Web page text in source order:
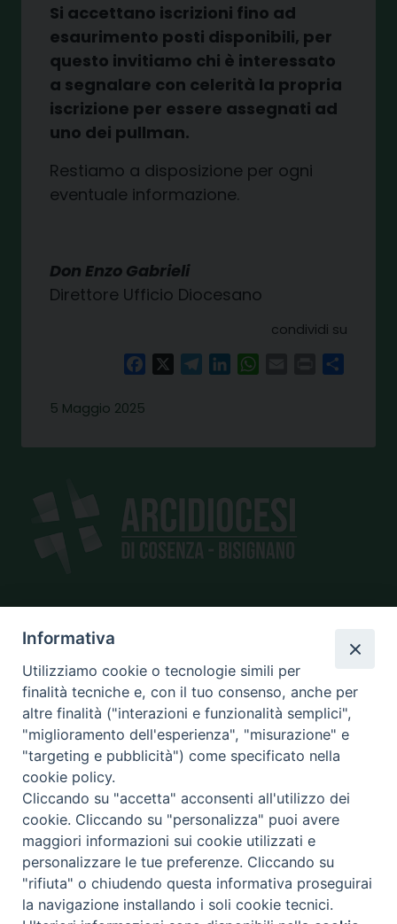
Si accettano iscrizioni fino ad
esaurimento posti disponibili, per
questo invitiamo chi è interessato
a segnalare con celerità la propria
iscrizione per essere assegnati ad
uno dei pullman.
Restiamo a disposizione per ogni
eventuale informazione.
Don Enzo Gabrieli
Direttore Ufficio Diocesano
condividi su
FacebookTelegramLinkedInWhatsAppPrint
5 Maggio 2025
SEDE
piazza Giano Parrasio, 16
87100 Cosenza
CONTATTI
e@mail:info@diocesicosenza.it
tel: +39 0984 687712
Amministrazione
trasparente
Informativa
Utilizziamo cookie o tecnologie simili per
finalità tecniche e, con il tuo consenso, anche per
altre finalità ("interazioni e funzionalità semplici",
"miglioramento dell'esperienza", "misurazione" e
"targeting e pubblicità") come specificato nella
cookie policy.
Cliccando su "accetta" acconsenti all'utilizzo dei
cookie. Cliccando su "personalizza" puoi avere
maggiori informazioni sui cookie utilizzati e
personalizzare le tue preferenze. Cliccando su
"rifiuta" o chiudendo questa informativa proseguirai
la navigazione installando i soli cookie tecnici.